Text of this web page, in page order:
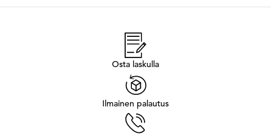
Osta laskulla
Ilmainen palautus